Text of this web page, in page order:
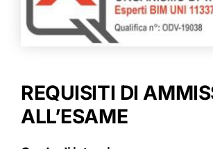
REQUISITI DI
ALL’ESAME